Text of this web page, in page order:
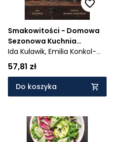
Smakowitości - Domowa
Sezonowa Kuchnia
Wegańska
Ida Kulawik, Emilia Konkol-
Pastuszak
57,81 zł
Do koszyka